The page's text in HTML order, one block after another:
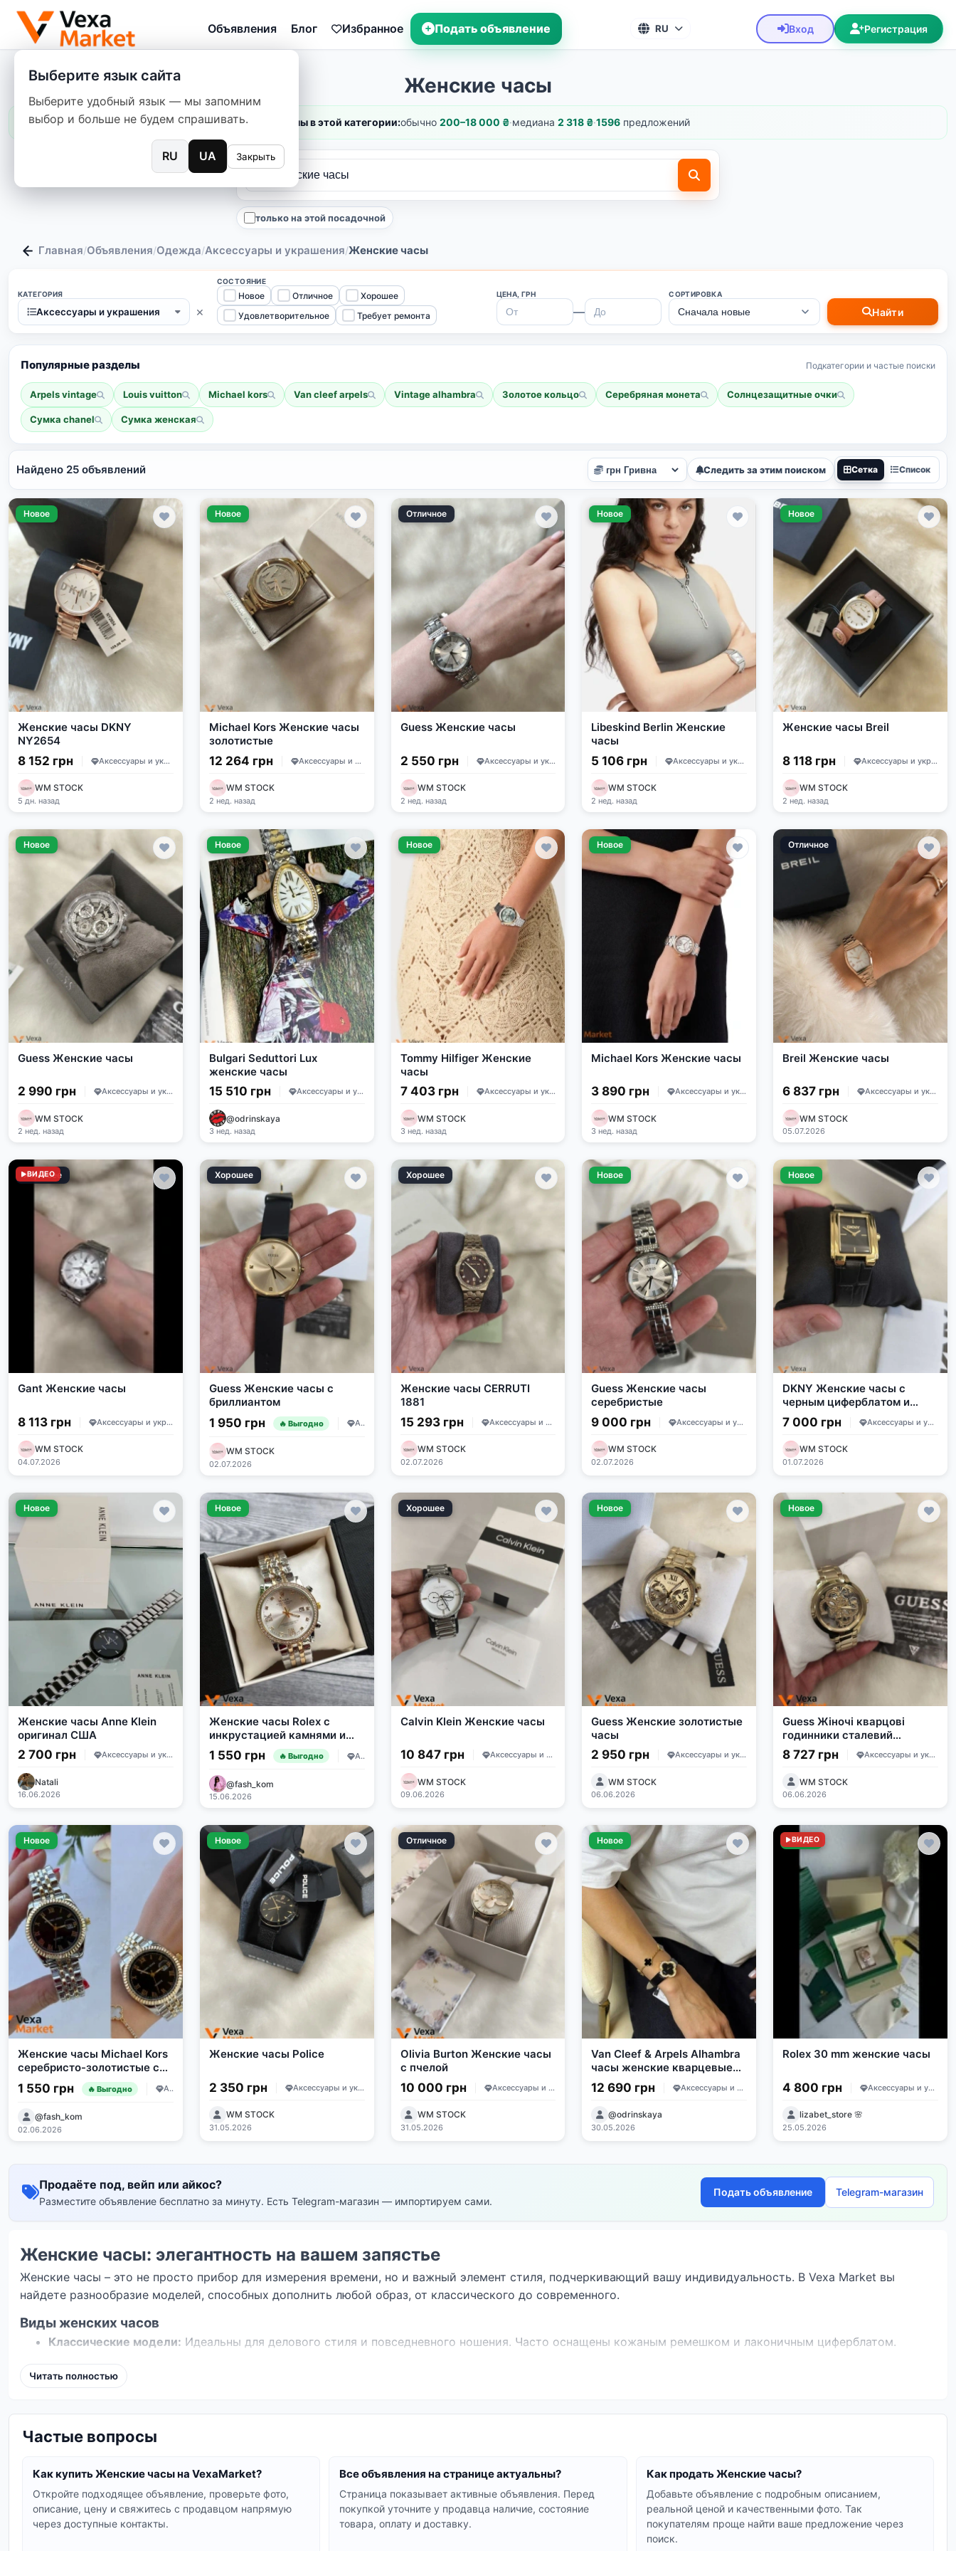
Объявления Блог Избранное Подать объявление RU Вход Регистрация
Выберите язык сайта
Выберите удобный язык — мы запомним
выбор и больше не будем спрашивать.
RU UA Закрыть
Женские часы
Цены в этой категории:обычно 200–18 000 ₴·медиана 2 318 ₴·1596предложений
только на этой посадочной
Главная/Объявления/Одежда/Аксессуары и украшения/Женские часы
КАТЕГОРИЯ
Аксессуары и украшения ×
СОСТОЯНИЕ
Новое Отличное
Хорошее
Удовлетворительное
Требует ремонта
ЦЕНА, ГРН
—
СОРТИРОВКА
Найти
Популярные разделы Подкатегории и частые поиски
Arpels vintage Louis vuitton Michael kors Van cleef arpels Vintage alhambra Золотое кольцо Серебряная монета Солнцезащитные очки
Сумка chanel Сумка женская
Найдено 25 объявлений Следить за этим поиском Сетка Список
Новое
Женские часы DKNY
NY2654
8 152 грн Аксессуары и украшения
WM STOCK
5 дн. назад
Новое
Michael Kors Женские часы
золотистые
12 264 грн Аксессуары и украшения
WM STOCK
2 нед. назад
Отличное
Guess Женские часы
2 550 грн Аксессуары и украшения
WM STOCK
2 нед. назад
Новое
Libeskind Berlin Женские
часы
5 106 грн Аксессуары и украшения
WM STOCK
2 нед. назад
Новое
Женские часы Breil
8 118 грн Аксессуары и украшения
WM STOCK
2 нед. назад
Новое
Guess Женские часы
2 990 грн Аксессуары и украшения
WM STOCK
2 нед. назад
Новое
Bulgari Seduttori Lux
женские часы
15 510 грн Аксессуары и украшения
@odrinskaya
3 нед. назад
Новое
Tommy Hilfiger Женские
часы
7 403 грн Аксессуары и украшения
WM STOCK
3 нед. назад
Новое
Michael Kors Женские часы
3 890 грн Аксессуары и украшения
WM STOCK
3 нед. назад
Отличное
Breil Женские часы
6 837 грн Аксессуары и украшения
WM STOCK
05.07.2026
Хорошее
ВИДЕО
Gant Женские часы
8 113 грн Аксессуары и украшения
WM STOCK
04.07.2026
Хорошее
Guess Женские часы с
бриллиантом
1 950 грн 🔥 Выгодно Аксессуары и украшения
WM STOCK
02.07.2026
Хорошее
Женские часы CERRUTI
1881
15 293 грн Аксессуары и украшения
WM STOCK
02.07.2026
Новое
Guess Женские часы
серебристые
9 000 грн Аксессуары и украшения
WM STOCK
02.07.2026
Новое
DKNY Женские часы с
черным циферблатом и
золотистым корпусом
7 000 грн Аксессуары и украшения
WM STOCK
01.07.2026
Новое
Женские часы Anne Klein
оригинал США
2 700 грн Аксессуары и украшения
Natali
16.06.2026
Новое
Женские часы Rolex с
инкрустацией камнями и
римскими цифрами
1 550 грн 🔥 Выгодно Аксессуары и украшения
@fash_kom
15.06.2026
Хорошее
Calvin Klein Женские часы
10 847 грн Аксессуары и украшения
WM STOCK
09.06.2026
Новое
Guess Женские золотистые
часы
2 950 грн Аксессуары и украшения
WM STOCK
06.06.2026
Новое
Guess Жіночі кварцові
годинники сталевий
браслет WR30
8 727 грн Аксессуары и украшения
WM STOCK
06.06.2026
Новое
Женские часы Michael Kors
серебристо-золотистые с
черным циферблатом
1 550 грн 🔥 Выгодно Аксессуары и украшения
@fash_kom
02.06.2026
Новое
Женские часы Police
2 350 грн Аксессуары и украшения
WM STOCK
31.05.2026
Отличное
Olivia Burton Женские часы
с пчелой
10 000 грн Аксессуары и украшения
WM STOCK
31.05.2026
Новое
Van Cleef & Arpels Alhambra
часы женские кварцевые
перламутровый циферблат
кожаный ремешок
12 690 грн Аксессуары и украшения
@odrinskaya
30.05.2026
Новое
ВИДЕО
Rolex 30 mm женские часы
4 800 грн Аксессуары и украшения
lizabet_store 🌸
25.05.2026
Продаёте под, вейп или айкос?
Разместите объявление бесплатно за минуту. Есть Telegram-магазин — импортируем сами.
Подать объявление Telegram-магазин
Женские часы: элегантность на вашем запястье
Женские часы – это не просто прибор для измерения времени, но и важный элемент стиля, подчеркивающий вашу индивидуальность. В Vexa Market вы
найдете разнообразие моделей, способных дополнить любой образ, от классического до современного.
Виды женских часов
Классические модели: Идеальны для делового стиля и повседневного ношения. Часто оснащены кожаным ремешком и лаконичным циферблатом.
Спортивные часы:
водонепроницаемость или хронограф.
другое.
При выборе женских часов обратите внимание на материал корпуса и ремешка, тип механизма (кварцевый или механический), а также дизайн циферблата.
Vexa Market предлагает модели от известных брендов, каждая из которых способна стать вашим любимым аксессуаром.
Ищете ли вы элегантные часы Michael Kors, стильные Police или изысканные Olivia Burton, у нас вы сможете подобрать вариант, соответствующий вашим
предпочтениям и бюджету. Каждая модель тщательно описана, чтобы вы могли сделать осознанный выбор.
Читать полностью
Частые вопросы
Как купить Женские часы на VexaMarket?
Откройте подходящее объявление, проверьте фото,
описание, цену и свяжитесь с продавцом напрямую
через доступные контакты.
Все объявления на странице актуальны?
Страница показывает активные объявления. Перед
покупкой уточните у продавца наличие, состояние
товара, оплату и доставку.
Как продать Женские часы?
Добавьте объявление с подробным описанием,
реальной ценой и качественными фото. Так
покупателям проще найти ваше предложение через
поиск.